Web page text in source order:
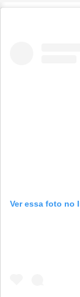
Ver essa foto no